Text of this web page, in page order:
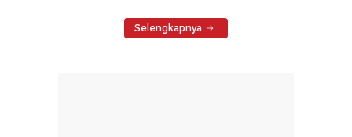
Selengkapnya